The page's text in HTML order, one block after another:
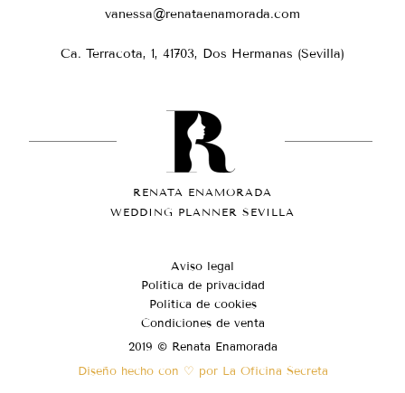
vanessa@renataenamorada.com
Ca. Terracota, 1, 41703, Dos Hermanas (Sevilla)
RENATA ENAMORADA
WEDDING PLANNER SEVILLA
Aviso legal
Política de privacidad
Política de cookies
Condiciones de venta
2019 © Renata Enamorada
Diseño hecho con ♡ por La Oficina Secreta